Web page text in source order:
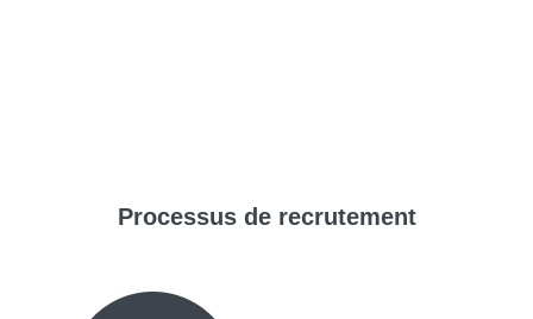
Processus de recrutement